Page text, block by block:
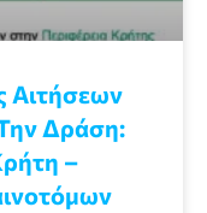
Αιτήσεων
Δράση:
–